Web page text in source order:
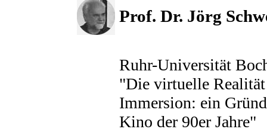
Prof. Dr. Jörg
Ruhr-Universität
"Die virtuelle
Immersion: ein
Kino der 90er Jahre"